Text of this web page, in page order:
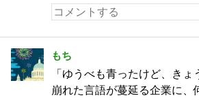
もち
「ゆうべも青ったけど、き
崩れた言語が蔓延る企業に、